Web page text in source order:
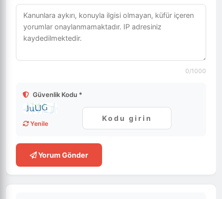
0/1000
Güvenlik Kodu *
Yenile
Yorum Gönder